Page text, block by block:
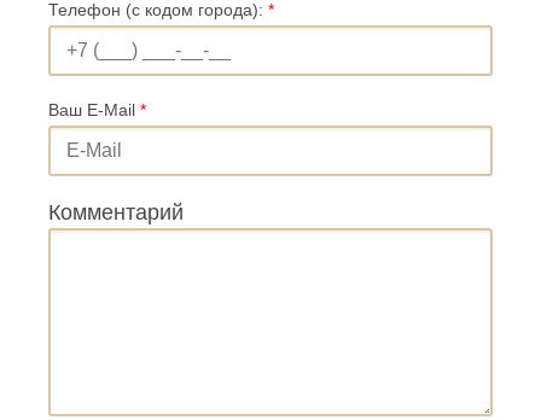
Телефон (с кодом города): *
Ваш E-Mail *
Комментарий